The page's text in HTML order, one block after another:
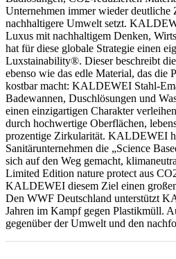
Unternehmen immer wieder deutliche
nachhaltigere Umwelt setzt.
Luxus mit nachhaltigem Denken,
hat für diese globale Strategie einen
Luxstainability®. Dieser beschreibt
ebenso wie das edle Material, das
kostbar macht: KALDEWEI Stahl-
Badewannen, Duschlösungen und
einen einzigartigen Charakter
durch hochwertige Oberflächen,
prozentige Zirkularität. KALDEWEI
Sanitärunternehmen die „Science
sich auf den Weg gemacht,
Limited Edition nature protect aus
KALDEWEI diesem Ziel einen
Den WWF Deutschland unterstützt
Jahren im Kampf gegen Plastikmüll.
gegenüber der Umwelt und den